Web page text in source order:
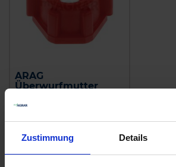
Zustimmung Details
ARAG
Überwurfmutter
zzgl. MwSt.
1,56 € / St
IN DEN
WARENKORB